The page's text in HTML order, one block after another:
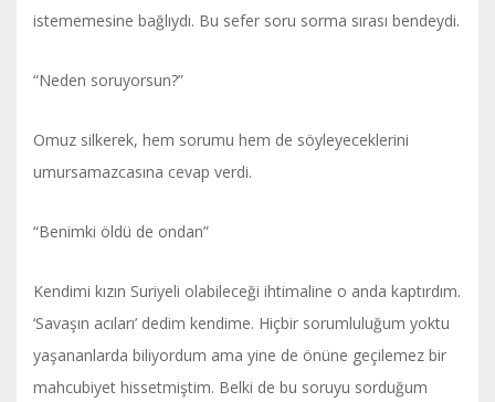
istememesine bağlıydı. Bu sefer soru sorma sırası bendeydi.
“Neden soruyorsun?”
Omuz silkerek, hem sorumu hem de söyleyeceklerini
umursamazcasına cevap verdi.
“Benimki öldü de ondan”
Kendimi kızın Suriyeli olabileceği ihtimaline o anda kaptırdım.
‘Savaşın acıları’ dedim kendime. Hiçbir sorumluluğum yoktu
yaşananlarda biliyordum ama yine de önüne geçilemez bir
mahcubiyet hissetmiştim. Belki de bu soruyu sorduğum